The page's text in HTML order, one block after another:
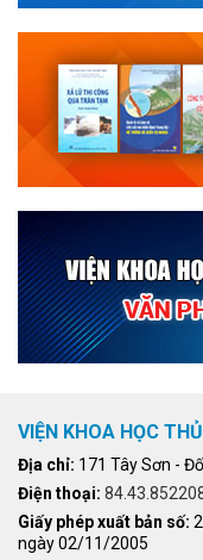
VIỆN KHOA HỌC
Địa chỉ: 171 Tây Sơn -
Điện thoại:
Giấy phép xuất bản số:
ngày 02/11/2005